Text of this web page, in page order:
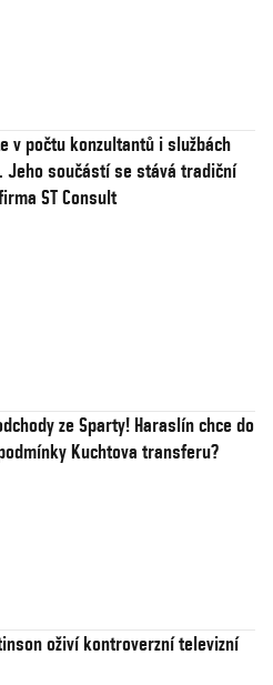
v počtu konzultantů i službách
Jeho součástí se stává tradiční
ST Consult
ze Sparty! Haraslín chce do
Kuchtova transferu?
oživí kontroverzní televizní